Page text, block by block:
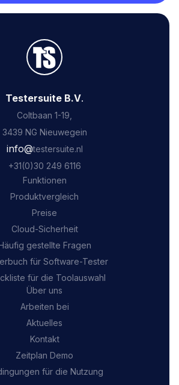
Testersuite B.V.
Coltbaan 1-19,
3439 NG Nieuwegein
‍info@testersuite.nl
‍+31 (0)30 249 6116
Funktionen
Produktvergleich
Preise
Cloud-Sicherheit
Häufig gestellte Fragen
für Software-Tester
für die Toolauswahl
Über uns
Arbeiten bei
Aktuelles
Kontakt
Zeitplan Demo
für die Nutzung